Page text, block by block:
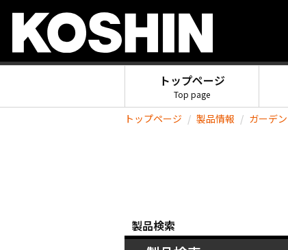
トップページ
Top page
トップページ 製品情報 ガーデ
製品検索